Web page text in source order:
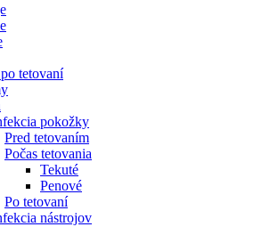
tetovaní
pokožky
Pred tetovaním
Počas tetovania
Tekuté
Penové
Po tetovaní
nástrojov